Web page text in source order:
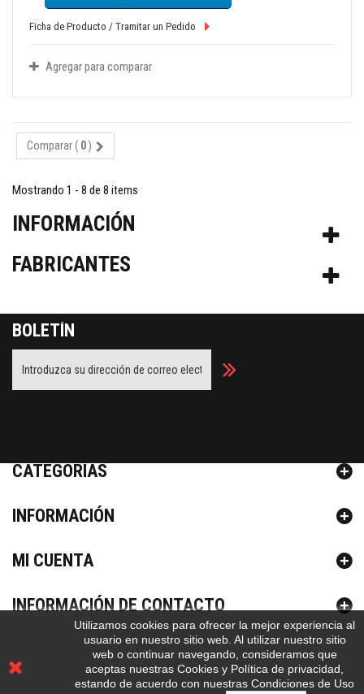
Ficha de Producto / Tramitar un Pedido
Agregar para comparar
Comparar ( 0)
Mostrando 1 - 8 de 8 items
INFORMACIÓN
FABRICANTES
BOLETÍN
CATEGORÍAS
INFORMACIÓN
MI CUENTA
INFORMACIÓN DE CONTACTO
Utilizamos cookies para ofrecer la mejor experiencia al
usuario en nuestro sitio web. Al utilizar nuestro sitio
web o continuar navegando, consideramos que
aceptas nuestras Cookies y Política de privacidad,
estando de acuerdo con nuestras Condiciones de Uso